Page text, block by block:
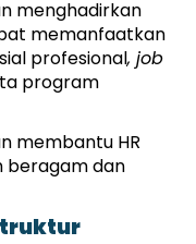
menghadirkan
memanfaatkan
profesional, job
program
membantu HR
beragam dan